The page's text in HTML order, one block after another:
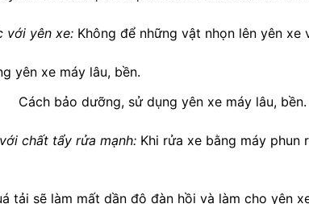
với yên xe: Không để những vật nhọn lên yên
Cách bảo dưỡng, sử dụng yên xe máy lâu, bền.
chất tẩy rửa mạnh: Khi rửa xe bằng máy
tải sẽ làm mất dần độ đàn hồi và làm cho yên